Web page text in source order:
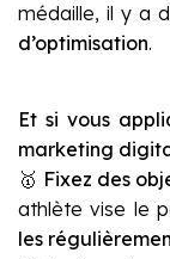
médaille, il y a
d’optimisation.
Et si vous
marketing
🥇 Fixez des
athlète vise le
les